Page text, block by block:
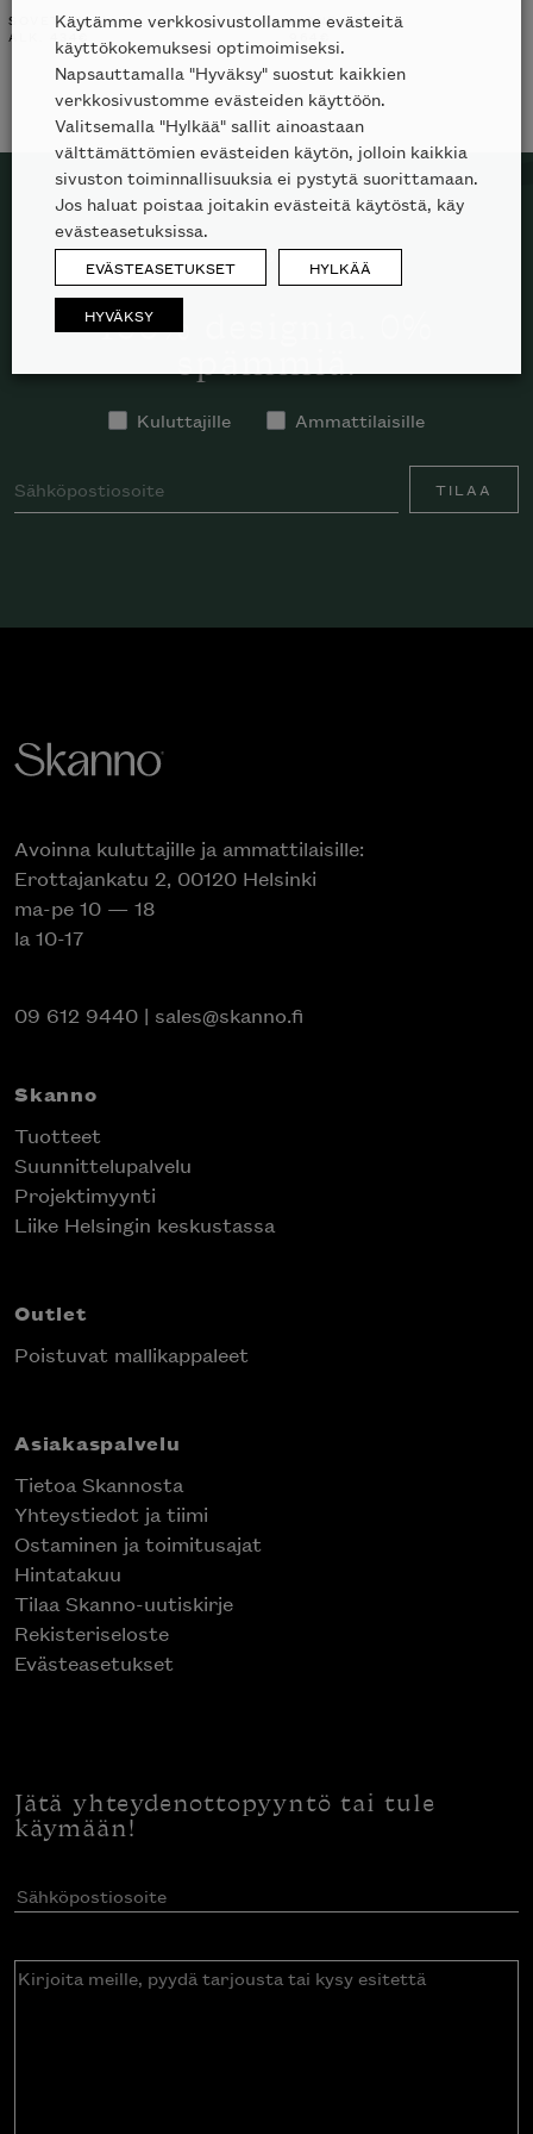
SOVET ITALIA
ALK. 434€
LIGNE ROSET
TILAA SKANNO-UUTISKIRJE
100% designia. 0%
spämmiä.
Kuluttajille Ammattilaisille
TILAA
Avoinna kuluttajille ja ammattilaisille:
Erottajankatu 2, 00120 Helsinki
ma-pe 10 — 18
la 10-17
09 612 9440 | sales@skanno.fi
Skanno
Tuotteet
Suunnittelupalvelu
Projektimyynti
Liike Helsingin keskustassa
Outlet
Poistuvat mallikappaleet
Asiakaspalvelu
Tietoa Skannosta
Yhteystiedot ja tiimi
Ostaminen ja toimitusajat
Hintatakuu
Tilaa Skanno-uutiskirje
Rekisteriseloste
Evästeasetukset
Jätä yhteydenottopyyntö tai tule
käymään!
Sähköpostiosoite(Pakollinen)
Kirjoita
Käytämme verkkosivustollamme evästeitä
käyttökokemuksesi optimoimiseksi.
Napsauttamalla "Hyväksy" suostut kaikkien
verkkosivustomme evästeiden käyttöön.
Valitsemalla "Hylkää" sallit ainoastaan
välttämättömien evästeiden käytön, jolloin kaikkia
sivuston toiminnallisuuksia ei pystytä suorittamaan.
Jos haluat poistaa joitakin evästeitä käytöstä, käy
evästeasetuksissa.
EVÄSTEASETUKSET HYLKÄÄ
HYVÄKSY